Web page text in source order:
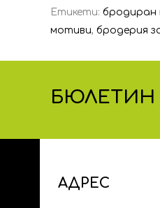
Етикети: бродиран
мотиви, бродерия
БЮЛЕТИН
АДРЕС